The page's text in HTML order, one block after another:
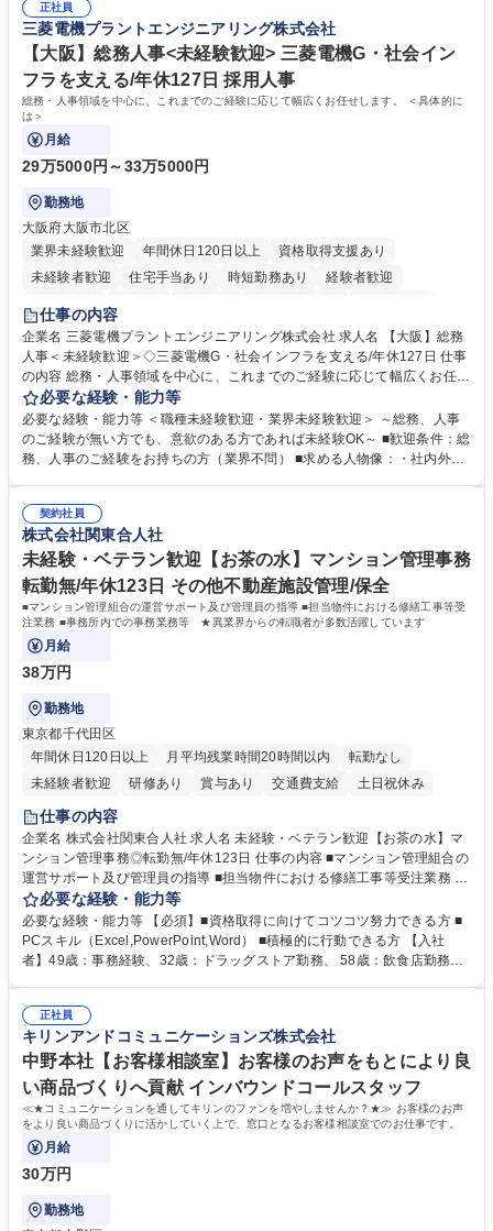
生に関する業務等■健康診断、産業医面談、休職・復職手続き等の労務サ
ポート■社内ルールの運用・各種社内案内■その他、拠点運営に関わる管理
部門業務 募集職種 【大阪/総務・人事（労務）担当者】3Dプリンター事
業/NTTデータG/年休129日
アが磨けます。 ◎NTTデータグループであり福利厚生は充実しているとと
もに、働き方改革も推進しています。 学歴・資格 学歴：大学院 大学 高専
短大 専修学校 語学力： 資格：
正社員
三菱電機プラントエンジニアリング株式会社
【大阪】総務人事<未経験歓迎> 三菱電機G・社会イン
フラを支える/年休127日 採用人事
総務・人事領域を中心に、これまでのご経験に応じて幅広くお任せします。 ＜具体的に
は＞
月給
29万5000円～33万5000円
勤務地
大阪府大阪市北区
業界未経験歓迎
年間休日120日以上
資格取得支援あり
未経験者歓迎
住宅手当あり 時短勤務あり
経験者歓迎
退職金あり
駅近5分以内
土日祝休み 服装自由 寮・社宅あり 食事補助あり
仕事の内容
企業名 三菱電機プラントエンジニアリング株式会社 求人名 【大阪】総務
人事＜未経験歓迎＞◇三菱電機G・社会インフラを支える/年休127日 仕事
の内容 総務・人事領域を中心に、これまでのご経験に応じて幅広くお任せ
します。 ＜具体的には＞ ・総務/人事労務（給与・社保・勤怠管理など）
・採用・教育研修 ・福利厚生運用 など ※基本的には事務所勤務ですが、
採用や教育等の業務内容により、関西圏以外への日帰り・宿泊を伴う国内
出張もございます。 ※担当業務を持ちつつ、お互いに助け合いながら、総
必要な経験・能力等
必要な経験・能力等 ＜職種未経験歓迎・業界未経験歓迎＞ ～総務、人事
のご経験が無い方でも、意欲のある方であれば未経験OK～ ■歓迎条件：総
務、人事のご経験をお持ちの方（業界不問） ■求める人物像：・社内外の
契約社員
株式会社関東合人社
未経験・ベテラン歓迎【お茶の水】マンション管理事務
転勤無/年休123日 その他不動産施設管理/保全
■マンション管理組合の運営サポート及び管理員の指導 ■担当物件における修繕工事等受
注業務 ■事務所内での事務業務等 ★異業界からの転職者が多数活躍しています
月給
38万円
勤務地
東京都千代田区
年間休日120日以上
月平均残業時間20時間以内
転勤なし
未経験者歓迎
研修あり 賞与あり 交通費支給 土日祝休み
仕事の内容
企業名 株式会社関東合人社 求人名 未経験・ベテラン歓迎【お茶の水】マ
ンション管理事務◎転勤無/年休123日 仕事の内容 ■マンション管理組合の
運営サポート及び管理員の指導 ■担当物件における修繕工事等受注業務 ■
事務所内での事務業務等 ★異業界からの転職者が多数活躍しています
【年収補足】532万円 ＋別途インセンティヴで平均約100万円/年（昨年度
実績） ＋管理業務主任者資格手当50,000円/月 ★親会社である株式会社合
人社計画研究所社のグループ会社として、質の高いサービスと適性価格を
無/年休123日
必要な経験・能力等
必要な経験・能力等 【必須】■資格取得に向けてコツコツ努力できる方 ■
PCスキル（Excel,PowerPoint,Word） ■積極的に行動できる方 【入社
者】49歳：事務経験、32歳：ドラッグストア勤務、 58歳：飲食店勤務
得出来ております！ 【魅力】■フレックス制度、未経験からでも下限年収
を一律支給！ ■管理業務主任者資格取得後には50,000円/月の手当あり！
学歴・資格 学歴：大学院 大学 高専 短大 専修学校 高校 語学力： 資格：第
一種運転免許普通自動車
正社員
キリンアンドコミュニケーションズ株式会社
中野本社【お客様相談室】お客様のお声をもとにより良
い商品づくりへ貢献 インバウンドコールスタッフ
≪★コミュニケーションを通してキリンのファンを増やしませんか？★≫ お客様のお声
をより良い商品づくりに活かしていく上で、窓口となるお客様相談室でのお仕事です。
月給
30万円
勤務地